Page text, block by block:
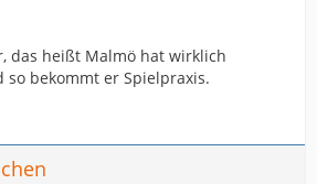
das heißt Malmö hat wirklich
so bekommt er Spielpraxis.